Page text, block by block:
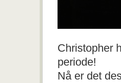
Christopher
periode!
Nå er det